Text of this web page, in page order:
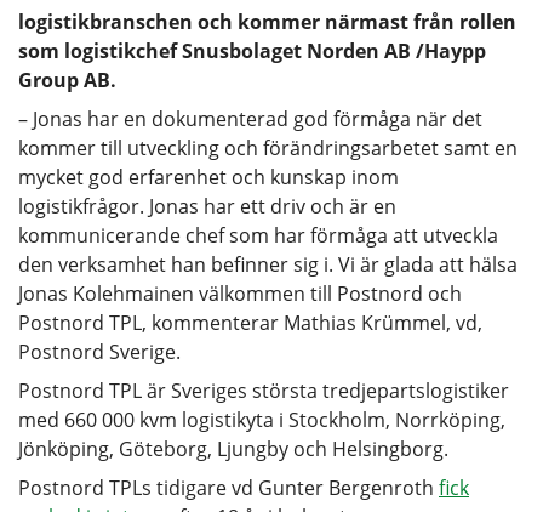
logistikbranschen och kommer närmast från rollen
som logistikchef Snusbolaget Norden AB /Haypp
Group AB.
– Jonas har en dokumenterad god förmåga när det
kommer till utveckling och förändringsarbetet samt en
mycket god erfarenhet och kunskap inom
logistikfrågor. Jonas har ett driv och är en
kommunicerande chef som har förmåga att utveckla
den verksamhet han befinner sig i. Vi är glada att hälsa
Jonas Kolehmainen välkommen till Postnord och
Postnord TPL, kommenterar Mathias Krümmel, vd,
Postnord Sverige.
Postnord TPL är Sveriges största tredjepartslogistiker
med 660 000 kvm logistikyta i Stockholm, Norrköping,
Jönköping, Göteborg, Ljungby och Helsingborg.
Postnord TPLs tidigare vd Gunter Bergenroth fick